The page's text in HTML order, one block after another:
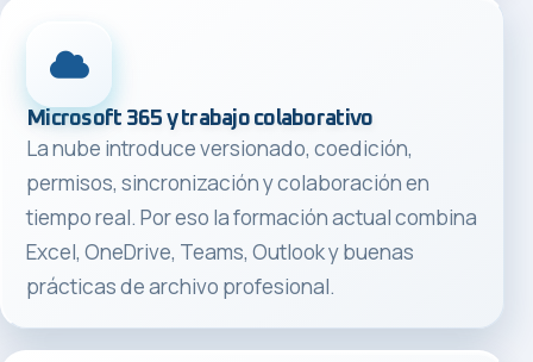
Microsoft 365 y trabajo colaborativo
La nube introduce versionado, coedición,
permisos, sincronización y colaboración en
tiempo real. Por eso la formación actual combina
Excel, OneDrive, Teams, Outlook y buenas
prácticas de archivo profesional.